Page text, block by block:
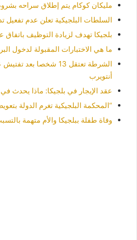
مليكان كوكام يتم إطلاق سراحه
السلطات البلجيكية تعلن عدم تفعيل
بلجيكا تهدف لزيادة التوظيف باتفاق
ما هي الاختبارات المقبولة لدخول
الشرطة تعتقل 13 شخصا
أنتويرب
عقد الإيجار في بلجيكا: ماذا يحدث
“المحكمة البلجيكية تغرم الدولة
وفاة طفلة ببلجيكا والأم متهمة